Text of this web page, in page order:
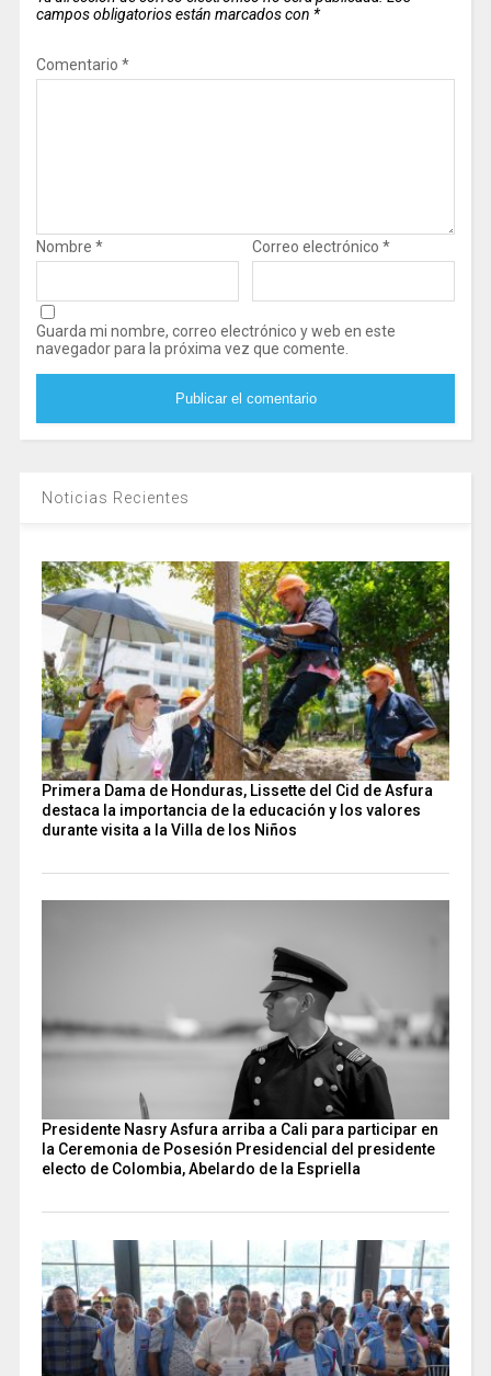
campos obligatorios están marcados con *
Comentario *
Nombre * Correo electrónico *
Guarda mi nombre, correo electrónico y web en este
navegador para la próxima vez que comente.
Noticias Recientes
Primera Dama de Honduras, Lissette del Cid de Asfura
destaca la importancia de la educación y los valores
durante visita a la Villa de los Niños
Presidente Nasry Asfura arriba a Cali para participar en
la Ceremonia de Posesión Presidencial del presidente
electo de Colombia, Abelardo de la Espriella